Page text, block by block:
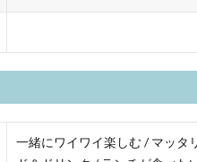
一緒にワイワイ楽しむ / マッタ